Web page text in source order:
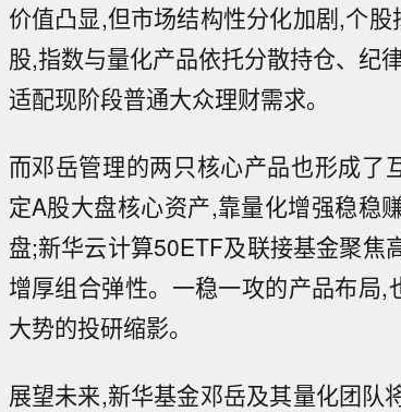
价值凸显,但市场结构性分化加剧,个
股,指数与量化产品依托分散持仓、纪
适配现阶段普通大众理财需求。
而邓岳管理的两只核心产品也形成了
定A股大盘核心资产,靠量化增强稳稳
盘;新华云计算50ETF及联接基金聚焦
增厚组合弹性。一稳一攻的产品布局
大势的投研缩影。
展望未来,新华基金邓岳及其量化团队